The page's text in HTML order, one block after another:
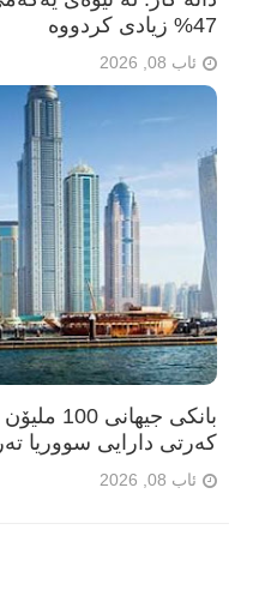
47% زیادی کردووە
ئاب 08, 2026
بانکی
کەرتی دارایی سووریا
ئاب 08, 2026